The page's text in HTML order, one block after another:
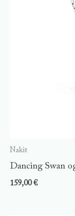
Nakit
Dancing Swan
159,00€